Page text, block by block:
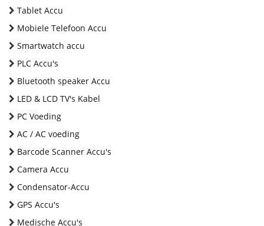
Tablet Accu
Mobiele Telefoon Accu
Smartwatch accu
PLC Accu's
Bluetooth speaker Accu
LED & LCD TV's Kabel
PC Voeding
AC / AC voeding
Barcode Scanner Accu's
Camera Accu
Condensator-Accu
GPS Accu's
Medische Accu's